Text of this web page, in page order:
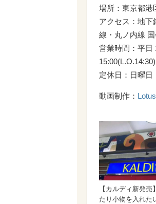
場所：東京都港
アクセス：地下
線・丸ノ内線
営業時間：平日
定休日：日曜日
動画制作：